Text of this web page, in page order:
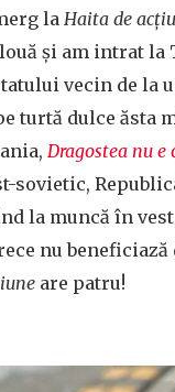
la Haita de
și am intrat la
vecin de la
turtă dulce ăsta
Dragostea nu e
sovietic,
la muncă în
nu
are patru!